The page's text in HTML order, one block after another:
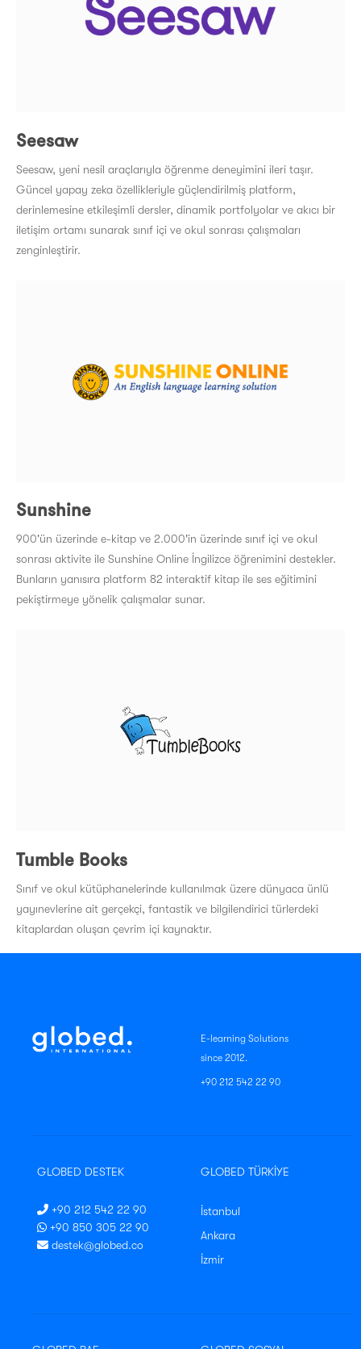
Seesaw
Seesaw, yeni nesil araçlarıyla öğrenme deneyimini ileri taşır.
Güncel yapay zeka özellikleriyle güçlendirilmiş platform,
derinlemesine etkileşimli dersler, dinamik portfolyolar ve akıcı bir
iletişim ortamı sunarak sınıf içi ve okul sonrası çalışmaları
zenginleştirir.
Sunshine
900'ün üzerinde e-kitap ve 2.000'in üzerinde sınıf içi ve okul
sonrası aktivite ile Sunshine Online İngilizce öğrenimini destekler.
Bunların yanısıra platform 82 interaktif kitap ile ses eğitimini
pekiştirmeye yönelik çalışmalar sunar.
Tumble Books
Sınıf ve okul kütüphanelerinde kullanılmak üzere dünyaca ünlü
yayınevlerine ait gerçekçi, fantastik ve bilgilendirici türlerdeki
kitaplardan oluşan çevrim içi kaynaktır.
E-learning Solutions
since 2012.
+90 212 542 22 90
GLOBED DESTEK
+90 212 542 22 90
+90 850 305 22 90
destek@globed.co
GLOBED TÜRKİYE
İstanbul
Ankara
İzmir